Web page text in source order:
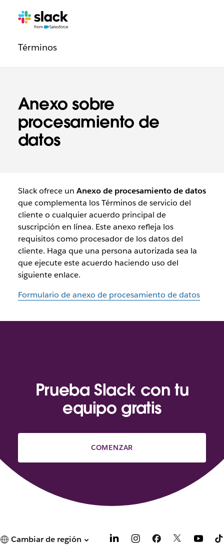
Anexo sobre
procesamiento de
datos
Navegación
legalPáginas
Términosadicionales
Slack ofrece un Anexo de procesamiento de datos
que complementa los Términos de servicio del
cliente o cualquier acuerdo principal de
suscripción en línea. Este anexo refleja los
requisitos como procesador de los datos del
cliente. Haga que una persona autorizada sea la
que ejecute este acuerdo haciendo uso del
siguiente enlace.
Formulario de anexo de procesamiento de datos
Prueba Slack con tu
equipo gratis
COMENZAR
Cambiar de región